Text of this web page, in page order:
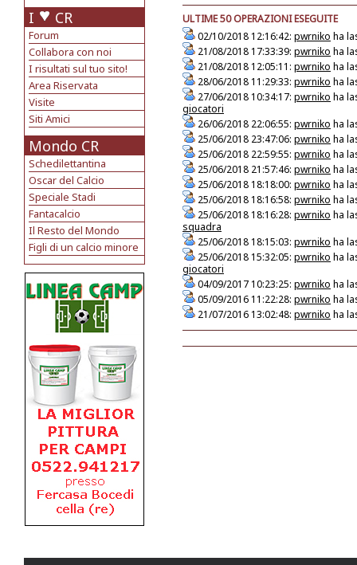
I CR
Forum
Collabora con noi
I risultati sul tuo sito!
Area Riservata
Visite
Siti Amici
Mondo CR
Schedilettantina
Oscar del Calcio
Speciale Stadi
Fantacalcio
Il Resto del Mondo
Figli di un calcio minore
ULTIME 50 OPERAZIONI ESEGUITE
02/10/2018 12:16:42: pwrniko ha
21/08/2018 17:33:39: pwrniko ha
21/08/2018 12:05:11: pwrniko ha
28/06/2018 11:29:33: pwrniko ha
27/06/2018 10:34:17: pwrniko ha
giocatori
26/06/2018 22:06:55: pwrniko ha
25/06/2018 23:47:06: pwrniko ha
25/06/2018 22:59:55: pwrniko ha
25/06/2018 21:57:46: pwrniko ha
25/06/2018 18:18:00: pwrniko ha
25/06/2018 18:16:58: pwrniko ha
25/06/2018 18:16:28: pwrniko ha
squadra
25/06/2018 18:15:03: pwrniko ha
25/06/2018 15:32:05: pwrniko ha
giocatori
04/09/2017 10:23:25: pwrniko ha
05/09/2016 11:22:28: pwrniko ha
21/07/2016 13:02:48: pwrniko ha